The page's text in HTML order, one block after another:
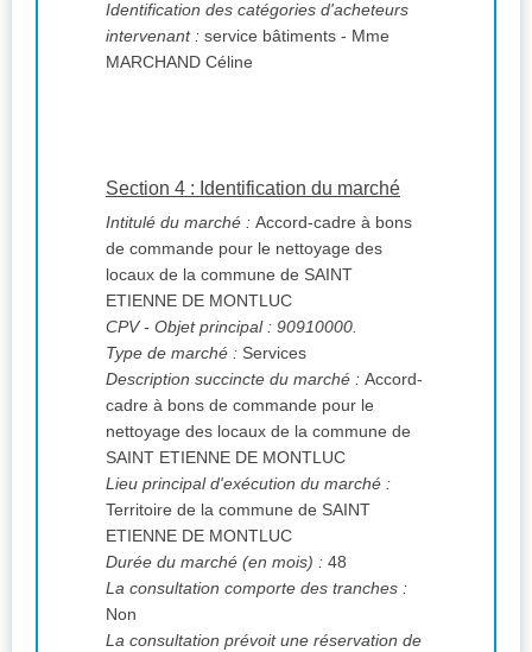
Identification des catégories d'acheteurs
intervenant : service bâtiments - Mme
MARCHAND Céline
Section 4 : Identification du marché
Intitulé du marché : Accord-cadre à bons
de commande pour le nettoyage des
locaux de la commune de SAINT
ETIENNE DE MONTLUC
CPV- Objet principal : 90910000.
Type de marché : Services
Description succincte du marché : Accord-
cadre à bons de commande pour le
nettoyage des locaux de la commune de
SAINT ETIENNE DE MONTLUC
Lieu principal d'exécution du marché :
Territoire de la commune de SAINT
ETIENNE DE MONTLUC
Durée du marché (en mois) : 48
La consultation comporte des tranches :
Non
La consultation prévoit une réservation de